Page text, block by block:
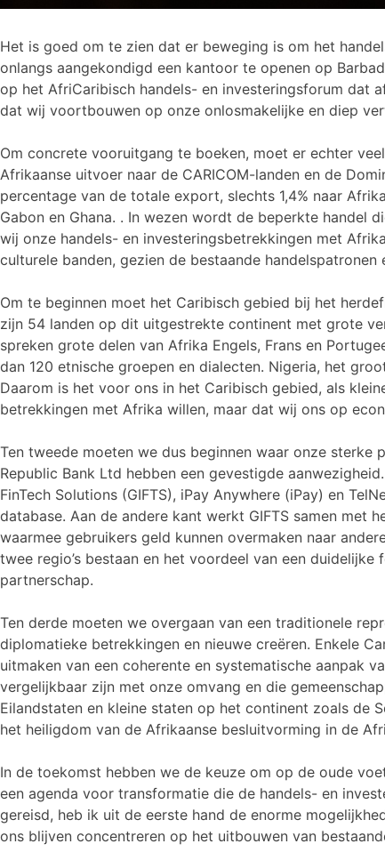
Het is goed om te zien dat er beweging is om het
onlangs aangekondigd een kantoor te openen op
op het AfriCaribisch handels- en investeringsforum dat
dat wij voortbouwen op onze onlosmakelijke en diep
Om concrete vooruitgang te boeken, moet er echter
Afrikaanse uitvoer naar de CARICOM-landen en de
percentage van de totale export, slechts 1,4% naar
Gabon en Ghana. . In wezen wordt de beperkte handel
wij onze handels- en investeringsbetrekkingen met
culturele banden, gezien de bestaande handelspatronen
Om te beginnen moet het Caribisch gebied bij het
zijn 54 landen op dit uitgestrekte continent met grote
spreken grote delen van Afrika Engels, Frans en
dan 120 etnische groepen en dialecten. Nigeria, het
Daarom is het voor ons in het Caribisch gebied, als
betrekkingen met Afrika willen, maar dat wij ons op
Ten tweede moeten we dus beginnen waar onze
Republic Bank Ltd hebben een gevestigde
FinTech Solutions (GIFTS), iPay Anywhere (iPay) en
database. Aan de andere kant werkt GIFTS samen met
waarmee gebruikers geld kunnen overmaken naar
twee regio’s bestaan en het voordeel van een
partnerschap.
Ten derde moeten we overgaan van een traditionele
diplomatieke betrekkingen en nieuwe creëren. Enkele
uitmaken van een coherente en systematische aanpak
vergelijkbaar zijn met onze omvang en die
Eilandstaten en kleine staten op het continent zoals de
het heiligdom van de Afrikaanse besluitvorming in de
In de toekomst hebben we de keuze om op de oude
een agenda voor transformatie die de handels- en
gereisd, heb ik uit de eerste hand de enorme
ons blijven concentreren op het uitbouwen van